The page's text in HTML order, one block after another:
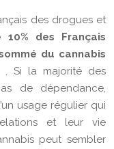
des drogues et
10% des Français
du cannabis
. Si la majorité des
de dépendance,
usage régulier qui
et leur vie
peut sembler